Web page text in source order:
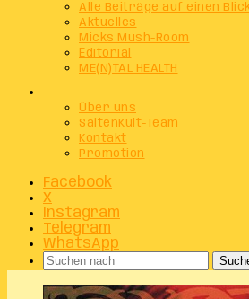
Alle Beiträge auf einen
Aktuelles
Micks Mush-Room
Editorial
ME(N)TAL HEALTH
Über uns
SaitenKult-Team
Kontakt
Promotion
Facebook
X
Instagram
Telegram
WhatsApp